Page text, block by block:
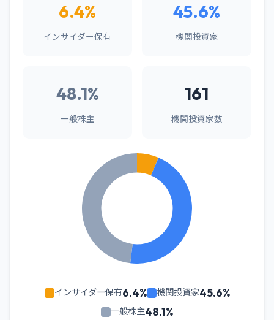
6.4%
インサイダー保有
45.6%
機関投資家
48.1%
一般株主
161
機関投資家数
インサイダー保有6.4% 機関投資家45.6%
一般株主48.1%